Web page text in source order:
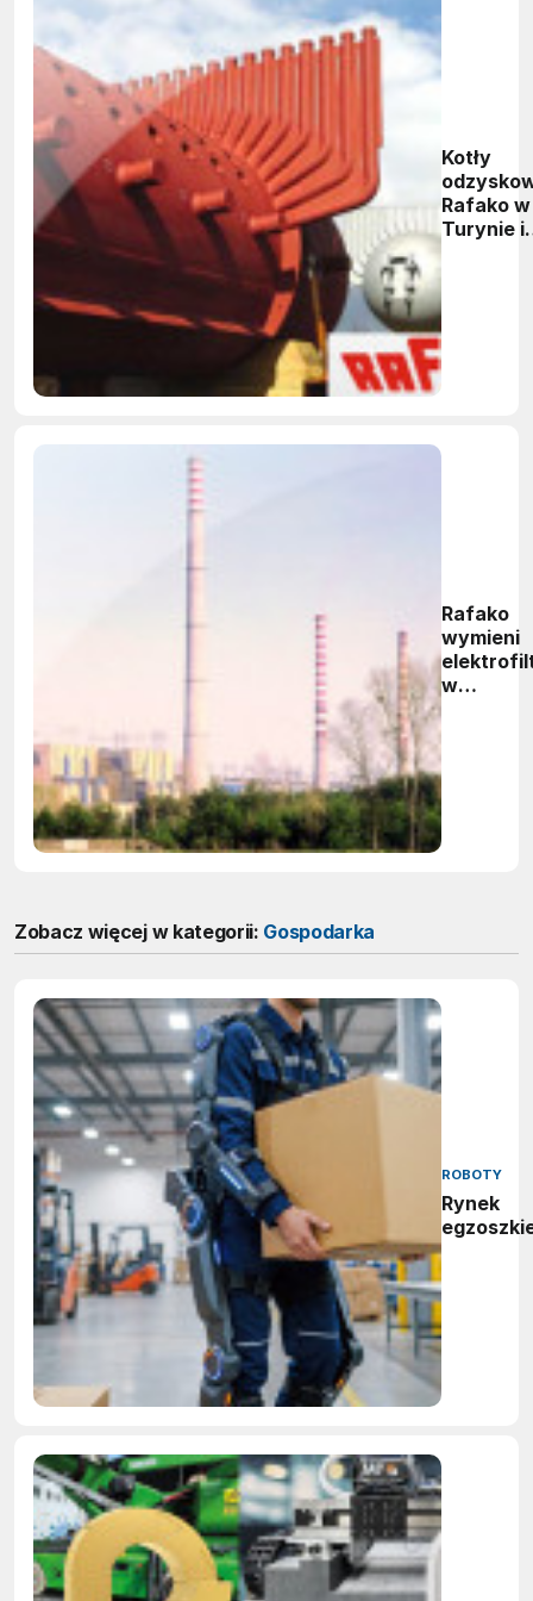
Kotły
Rafako w
Turynie i
Rafako
wymieni
w
Zobacz więcej w kategorii: Gospodarka
ROBOTY
Rynek